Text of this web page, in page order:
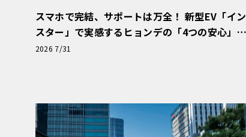
スマホで完結、サポートは万全！ 新型EV「イン
スター」で実感するヒョンデの「4つの安心」
【第1回・ヒョンデ6つの疑問：Why? Hyunda
2026 7/31